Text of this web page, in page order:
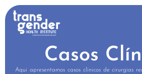
Casos
Aqui apresentamos casos clínicos de cirurgias